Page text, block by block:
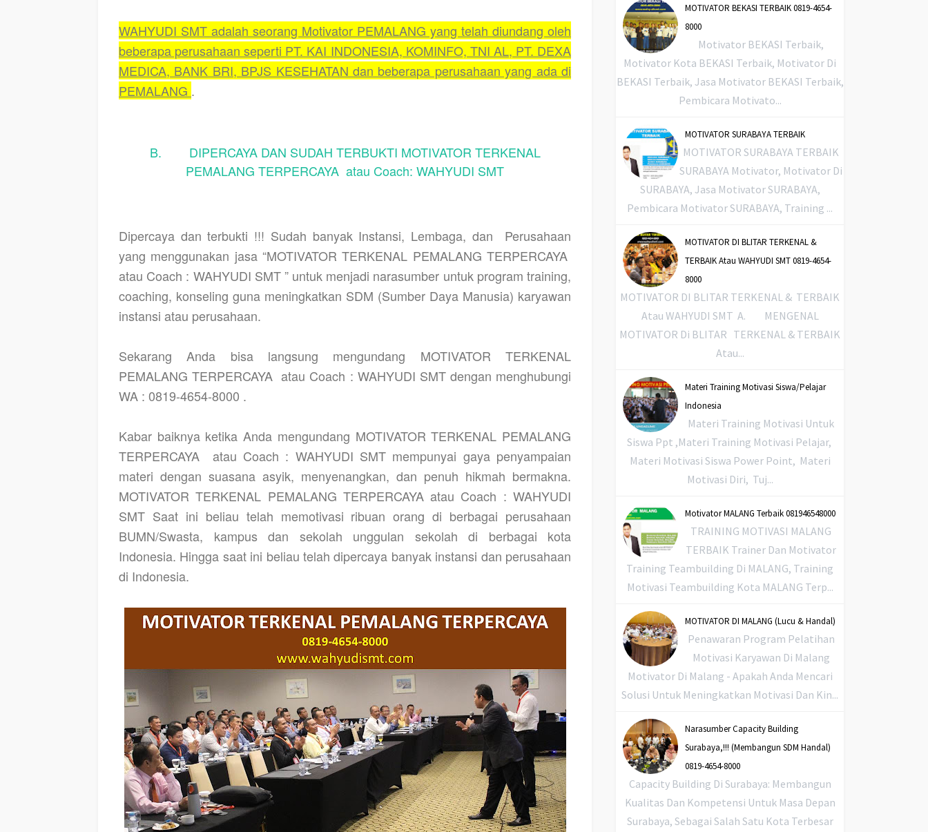
WAHYUDI SMT adalah seorang Motivator PEMALANG yang telah diundang oleh
beberapa perusahaan seperti PT. KAI INDONESIA, KOMINFO, TNI AL, PT. DEXA
MEDICA, BANK BRI, BPJS KESEHATAN dan beberapa perusahaan yang ada di
PEMALANG .
B. DIPERCAYA DAN SUDAH TERBUKTI MOTIVATOR TERKENAL
PEMALANG TERPERCAYA atau Coach: WAHYUDI SMT
Dipercaya dan terbukti !!! Sudah banyak Instansi, Lembaga, dan
Perusahaan
yang menggunakan jasa “MOTIVATOR TERKENAL PEMALANG TERPERCAYA
atau Coach : WAHYUDI SMT ” untuk menjadi narasumber untuk program training,
coaching, konseling guna meningkatkan SDM (Sumber Daya Manusia) karyawan
instansi atau perusahaan.
Sekarang Anda bisa langsung mengundang MOTIVATOR TERKENAL
PEMALANG TERPERCAYA atau Coach : WAHYUDI SMT dengan menghubungi
WA : 0819-4654-8000 .
Kabar baiknya ketika Anda mengundang MOTIVATOR TERKENAL PEMALANG
TERPERCAYA
atau Coach : WAHYUDI SMT mempunyai gaya penyampaian
materi dengan suasana asyik, menyenangkan, dan penuh hikmah bermakna.
MOTIVATOR TERKENAL PEMALANG TERPERCAYA atau Coach : WAHYUDI
SMT Saat ini beliau telah memotivasi ribuan orang di berbagai perusahaan
BUMN/Swasta, kampus dan sekolah unggulan sekolah di berbagai kota
Indonesia. Hingga saat ini beliau telah dipercaya banyak instansi dan perusahaan
di Indonesia.
MOTIVATOR BEKASI TERBAIK 0819-4654-
8000
Motivator BEKASI Terbaik,
Motivator Kota BEKASI Terbaik, Motivator Di
BEKASI Terbaik, Jasa Motivator BEKASI Terbaik,
Pembicara Motivato...
MOTIVATOR SURABAYA TERBAIK
MOTIVATOR SURABAYA TERBAIK
SURABAYA Motivator, Motivator Di
SURABAYA, Jasa Motivator SURABAYA,
Pembicara Motivator SURABAYA, Training ...
MOTIVATOR DI BLITAR TERKENAL &
TERBAIK Atau WAHYUDI SMT 0819-4654-
8000
MOTIVATOR DI BLITAR TERKENAL & TERBAIK
Atau WAHYUDI SMT A. MENGENAL
MOTIVATOR Di BLITAR TERKENAL & TERBAIK
Atau...
Materi Training Motivasi Siswa/Pelajar
Indonesia
Materi Training Motivasi Untuk
Siswa Ppt ,Materi Training Motivasi Pelajar,
Materi Motivasi Siswa Power Point, Materi
Motivasi Diri, Tuj...
Motivator MALANG Terbaik 081946548000
TRAINING MOTIVASI MALANG
TERBAIK Trainer Dan Motivator
Training Teambuilding Di MALANG, Training
Motivasi Teambuilding Kota MALANG Terp...
MOTIVATOR DI MALANG (Lucu & Handal)
Penawaran Program Pelatihan
Motivasi Karyawan Di Malang
Motivator Di Malang - Apakah Anda Mencari
Solusi Untuk Meningkatkan Motivasi Dan Kin...
Narasumber Capacity Building
Surabaya,!!! (Membangun SDM Handal)
0819-4654-8000
Capacity Building Di Surabaya: Membangun
Kualitas Dan Kompetensi Untuk Masa Depan
Surabaya, Sebagai Salah Satu Kota Terbesar